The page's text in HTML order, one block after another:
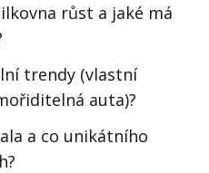
růst a jaké má
trendy (vlastní
auta)?
a co unikátního